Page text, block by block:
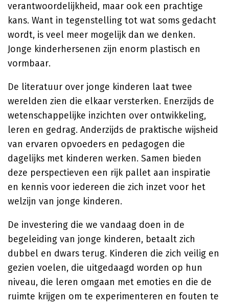
verantwoordelijkheid, maar ook een prachtige
kans. Want in tegenstelling tot wat soms gedacht
wordt, is veel meer mogelijk dan we denken.
Jonge kinderhersenen zijn enorm plastisch en
vormbaar.
De literatuur over jonge kinderen laat twee
werelden zien die elkaar versterken. Enerzijds de
wetenschappelijke inzichten over ontwikkeling,
leren en gedrag. Anderzijds de praktische wijsheid
van ervaren opvoeders en pedagogen die
dagelijks met kinderen werken. Samen bieden
deze perspectieven een rijk pallet aan inspiratie
en kennis voor iedereen die zich inzet voor het
welzijn van jonge kinderen.
De investering die we vandaag doen in de
begeleiding van jonge kinderen, betaalt zich
dubbel en dwars terug. Kinderen die zich veilig en
gezien voelen, die uitgedaagd worden op hun
niveau, die leren omgaan met emoties en die de
ruimte krijgen om te experimenteren en fouten te